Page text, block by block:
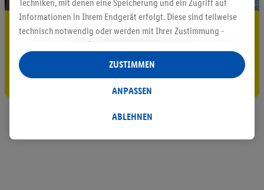
5.95 € Versand sparen³²ᵃ
Gutschein sichern!
Techniken, mit denen eine Speicherung und ein Zugriff auf
Informationen in Ihrem Endgerät erfolgt. Diese sind teilweise
technisch notwendig oder werden mit Ihrer Zustimmung -
auch durch Partner (u.a.
Verantwortliche; im Zusammenhang mit dem IAB TCF
insgesamt
Statistik-Erstellung oder für personalisierte Werbung
Datenverarbeitungen für personalisierte Werbung werden
ABLEHNEN
ANPASSEN
ZUSTIMMEN